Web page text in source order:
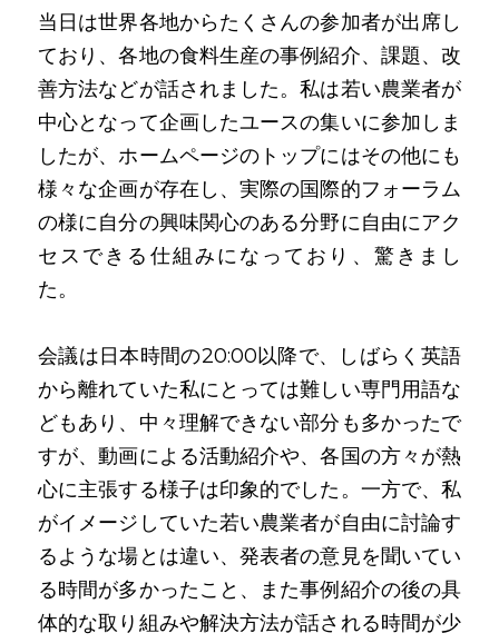
当日は世界各地からたくさんの参加者が出席し
ており、各地の食料生産の事例紹介、課題、改
善方法などが話されました。私は若い農業者が
中心となって企画したユースの集いに参加しま
したが、ホームページのトップにはその他にも
様々な企画が存在し、実際の国際的フォーラム
の様に自分の興味関心のある分野に自由にアク
セスできる仕組みになっており、驚きまし
た。
会議は日本時間の20:00以降で、しばらく英語
から離れていた私にとっては難しい専門用語な
どもあり、中々理解できない部分も多かったで
すが、動画による活動紹介や、各国の方々が熱
心に主張する様子は印象的でした。一方で、私
がイメージしていた若い農業者が自由に討論す
るような場とは違い、発表者の意見を聞いてい
る時間が多かったこと、また事例紹介の後の具
体的な取り組みや解決方法が話される時間が少